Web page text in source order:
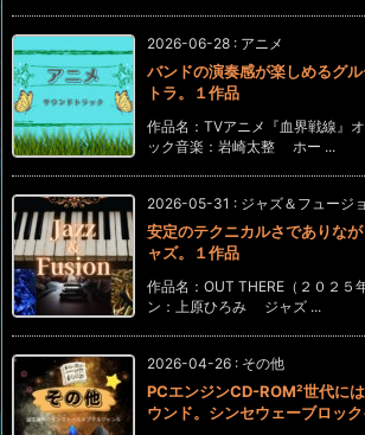
2026-06-28 : アニメ
バンドの演奏感が楽しめるグ
トラ。１作品
作品名：TVアニメ『血界戦線』
ック音楽：岩崎太整 ホー ...
2026-05-31 : ジャズ＆フュージ
安定のテクニカルさでありな
ャズ。１作品
作品名：OUT THERE（２０２５
ン：上原ひろみ ジャズ ...
2026-04-26 : その他
PCエンジンCD-ROM²世代に
ウンド。シンセウェーブロッ